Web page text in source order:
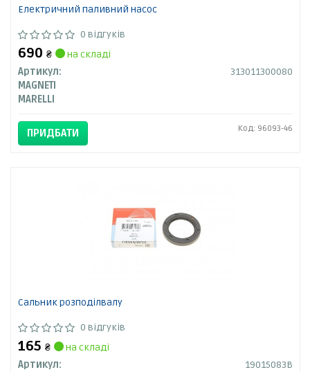
Електричний паливний насос
0 відгуків
690 ₴
на складі
Артикул:
313011300080
MAGNETI
MARELLI
ПРИДБАТИ Код: 96093-46
Сальник розподілвалу
0 відгуків
165 ₴
на складі
Артикул:
19015083B